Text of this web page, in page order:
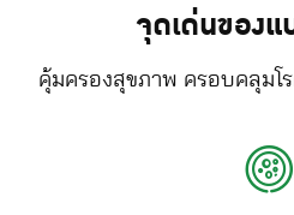
จุดเด่นของ
คุ้มครองสุขภาพ ครอบคลุมโร